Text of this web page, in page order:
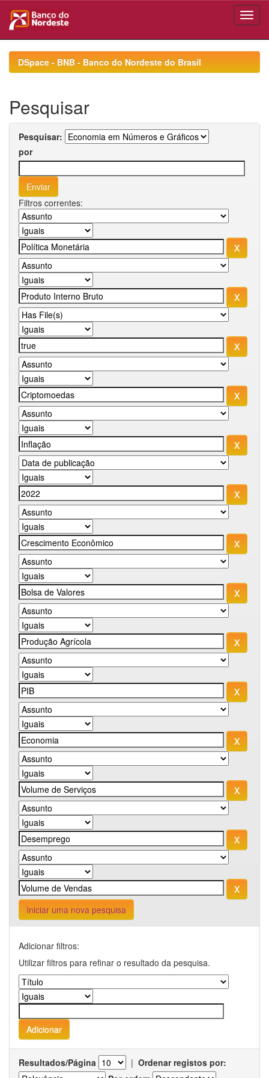
navigationDSpace - BNB - Banco do Nordeste do Brasil
Pesquisar
Pesquisar:
por
Filtros correntes:
Iniciar uma nova pesquisa
Adicionar filtros:
Utilizar filtros para refinar o resultado da pesquisa.
Resultados/Página | Ordenar registos por: